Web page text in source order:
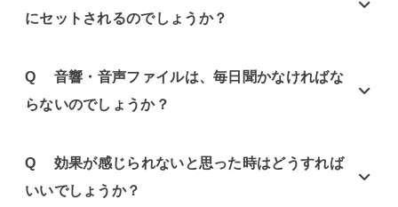
にセットされるのでしょうか？
Q 音響・音声ファイルは、毎日聞かなければな
らないのでしょうか？
Q 効果が感じられないと思った時はどうすれば
いいでしょうか？